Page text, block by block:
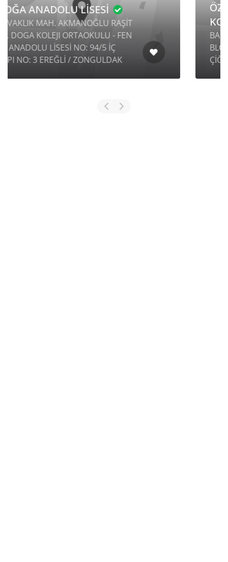
ÖZEL KARŞIYAKA SINAV
KOLEJİ ANADOLU LİSESİ
BALATÇIK MAH. ANADOLU CAD. B-
BLOK NO: 1325 İÇ KAPI NO: 101
ÇİĞLİ / İZMİR